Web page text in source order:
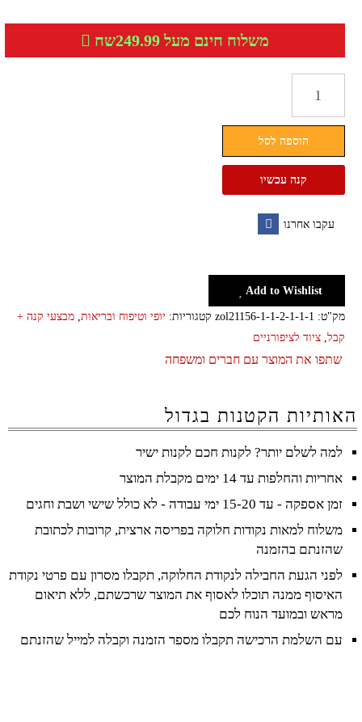
משלוח חינם מעל 249.99שח
קוצץ
ציפורניים
מקצועי
הוספה לסל
קנה עכשיו
עקבו אחרנו
Add to Wishlist
מק"ט: zol21156-1-1-2-1-1-1 קטגוריות: יופי וטיפוח ובריאות, מבצעי קנה +
קבל, ציוד לציפורניים
שתפו את המוצר עם חברים ומשפחה
האותיות הקטנות בגדול
למה לשלם יותר? לקנות חכם לקנות ישיר
אחריות והחלפות עד 14 ימים מקבלת המוצר
זמן אספקה - עד 15-20 ימי עבודה - לא כולל שישי ושבת וחגים
משלוח למאות נקודות חלוקה בפריסה ארצית, קרובות לכתובת
שהזנתם בהזמנה
לפני הגעת החבילה לנקודת החלוקה, תקבלו מסרון עם פרטי נקודת
האיסוף ממנה תוכלו לאסוף את המוצר שרכשתם, ללא תיאום
מראש ובמועד הנוח לכם
עם השלמת הרכישה תקבלו מספר הזמנה וקבלה למייל שהזנתם